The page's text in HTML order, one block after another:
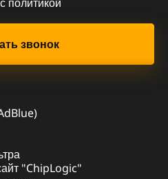
"ChipLogic"